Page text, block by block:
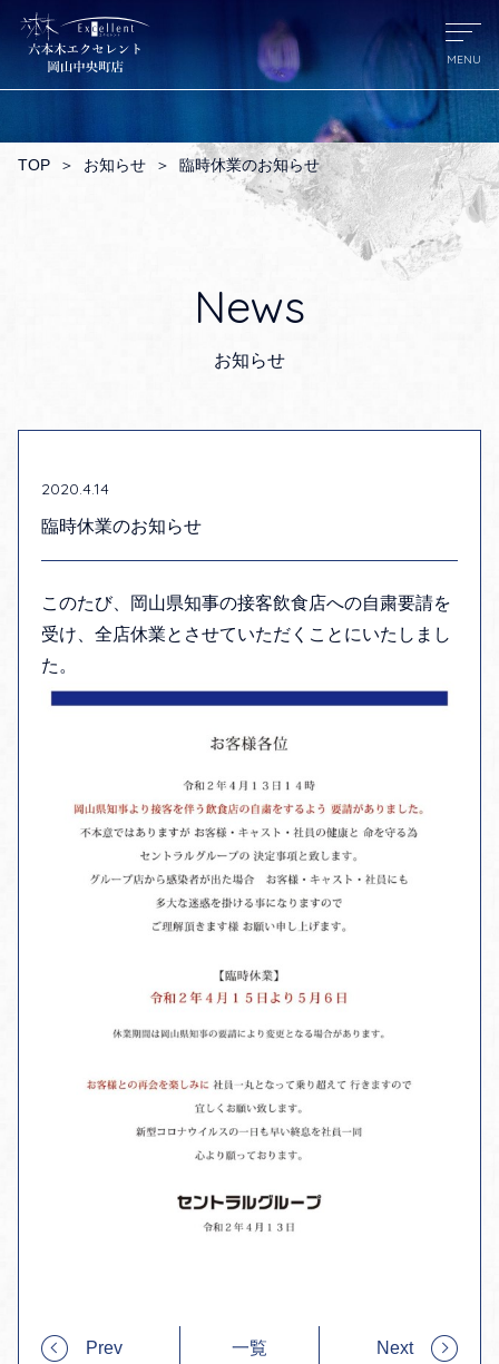
TOP ＞ お知らせ ＞ 臨時休業のお知らせ
News
お知らせ
2020.4.14
臨時休業のお知らせ
このたび、岡山県知事の接客飲食店への自粛要請を
受け、全店休業とさせていただくことにいたしまし
た。
Prev 一覧 Next